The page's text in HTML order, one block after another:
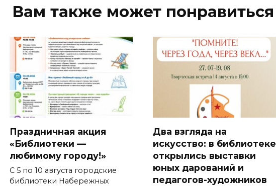
Вам также может понравиться
Праздничная акция
«Библиотеки —
любимому городу!»
С 5 по 10 августа городские
библиотеки Набережных
Два взгляда на
искусство: в библиотеке
открылись выставки
юных дарований и
педагогов-художников